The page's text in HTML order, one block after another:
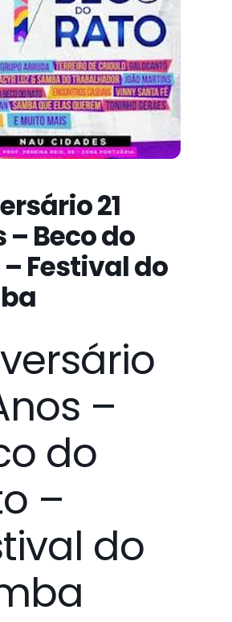
21
– Beco do
– Festival do
–
do
–
do